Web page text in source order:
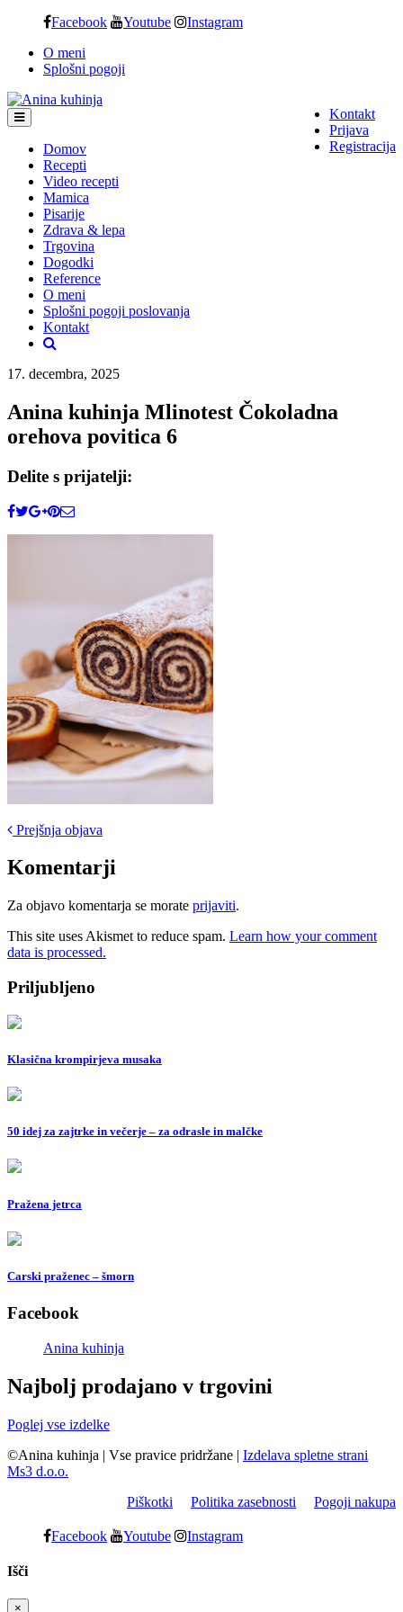
content
Facebook Youtube Instagram
O meni
Splošni pogoji
Kontakt
Prijava
Registracija
Domov
Recepti
Video recepti
Mamica
Pisarije
Zdrava & lepa
Trgovina
Dogodki
Reference
O meni
Splošni pogoji poslovanja
Kontakt
17. decembra, 2025
Anina kuhinja Mlinotest Čokoladna
orehova povitica 6
Delite s prijatelji:
Post
navigation
Prejšnja objava
Komentarji
Za objavo komentarja se morate prijaviti.
This site uses Akismet to reduce spam. Learn how your comment
data is processed.
Priljubljeno
Klasična krompirjeva musaka
50 idej za zajtrke in večerje – za odrasle in malčke
Pražena jetrca
Carski praženec – šmorn
Facebook
Anina kuhinja
Najbolj prodajano v trgovini
Poglej vse izdelke
©Anina kuhinja | Vse pravice pridržane | Izdelava spletne strani
Ms3 d.o.o.
Piškotki
Politika zasebnosti Pogoji nakupa
Facebook Youtube Instagram
Išči
×